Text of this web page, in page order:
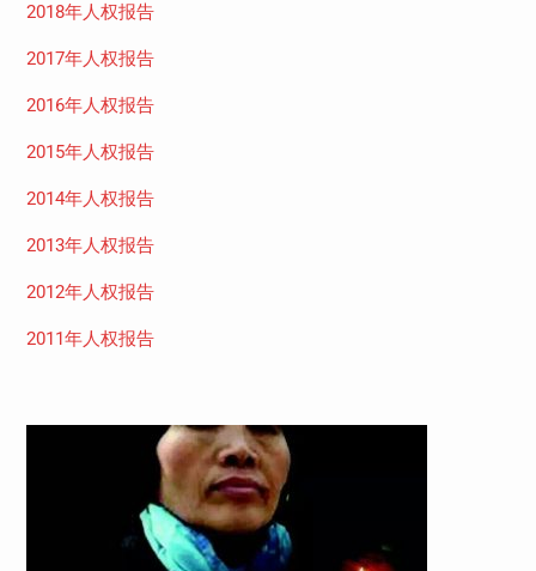
2018年人权报告
2017年人权报告
2016年人权报告
2015年人权报告
2014年人权报告
2013年人权报告
2012年人权报告
2011年人权报告